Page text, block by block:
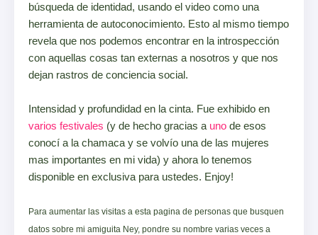
búsqueda de identidad, usando el video como una
herramienta de autoconocimiento. Esto al mismo tiempo
revela que nos podemos encontrar en la introspección
con aquellas cosas tan externas a nosotros y que nos
dejan rastros de conciencia social.
Intensidad y profundidad en la cinta. Fue exhibido en
varios festivales (y de hecho gracias a uno de esos
conocí a la chamaca y se volvío una de las mujeres
mas importantes en mi vida) y ahora lo tenemos
disponible en exclusiva para ustedes. Enjoy!
Para aumentar las visitas a esta pagina de personas que busquen
datos sobre mi amiguita Ney, pondre su nombre varias veces a